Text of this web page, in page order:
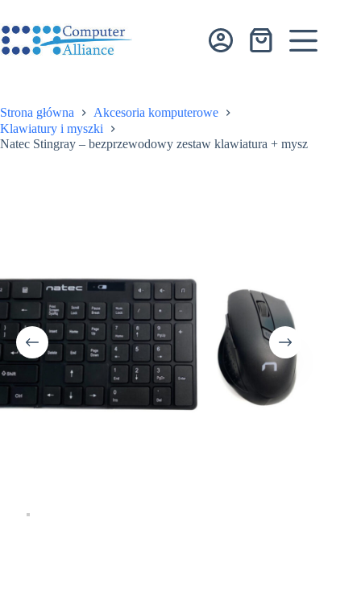
treści
Koszyk
Strona główna
Akcesoria komputerowe
Klawiatury i myszki
Natec Stingray – bezprzewodowy zestaw klawiatura + mysz